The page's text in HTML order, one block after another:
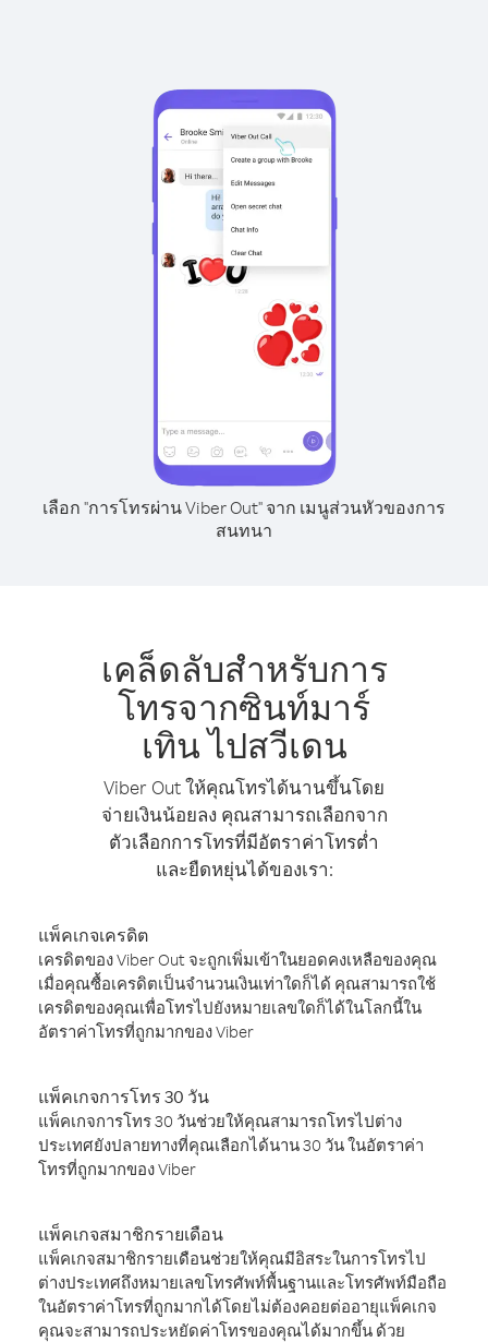
เลือก "การโทรผ่าน Viber Out" จาก เมนูส่วนหัวของการ
สนทนา
เคล็ดลับสำหรับการ
โทรจากซินท์มาร์
เทิน ไปสวีเดน
Viber Out ให้คุณโทรได้นานขึ้นโดย
จ่ายเงินน้อยลง คุณสามารถเลือกจาก
ตัวเลือกการโทรที่มีอัตราค่าโทรต่ำ
และยืดหยุ่นได้ของเรา:
แพ็คเกจเครดิต
เครดิตของ Viber Out จะถูกเพิ่มเข้าในยอดคงเหลือของคุณ
เมื่อคุณซื้อเครดิตเป็นจำนวนเงินเท่าใดก็ได้ คุณสามารถใช้
เครดิตของคุณเพื่อโทรไปยังหมายเลขใดก็ได้ในโลกนี้ใน
อัตราค่าโทรที่ถูกมากของ Viber
แพ็คเกจการโทร 30 วัน
แพ็คเกจการโทร 30 วันช่วยให้คุณสามารถโทรไปต่าง
ประเทศยังปลายทางที่คุณเลือกได้นาน 30 วัน ในอัตราค่า
โทรที่ถูกมากของ Viber
แพ็คเกจสมาชิกรายเดือน
แพ็คเกจสมาชิกรายเดือนช่วยให้คุณมีอิสระในการโทรไป
ต่างประเทศถึงหมายเลขโทรศัพท์พื้นฐานและโทรศัพท์มือถือ
ในอัตราค่าโทรที่ถูกมากได้โดยไม่ต้องคอยต่ออายุแพ็คเกจ
คุณจะสามารถประหยัดค่าโทรของคุณได้มากขึ้น ด้วย